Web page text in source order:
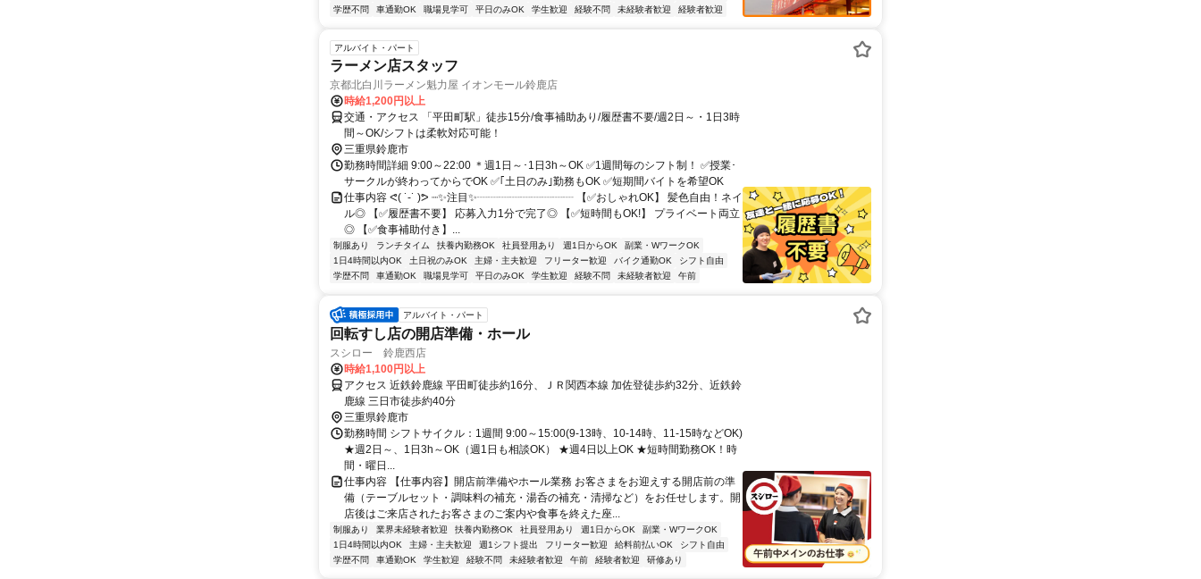
学歴不問
車通勤OK 職場見学可 平日のみOK 学生歓迎 経験不問 未経験者歓迎 経験者歓迎
アルバイト・パート
ラーメン店スタッフ
京都北白川ラーメン魁力屋 イオンモール鈴鹿店
時給1,200円以上
交通・アクセス 「平田町駅」徒歩15分/食事補助あり/履歴書不要/週2日～・1日3時
間～OK/シフトは柔軟対応可能！
三重県鈴鹿市
勤務時間詳細 9:00～22:00 ＊週1日～･1日3h～OK ✅1週間毎のシフト制！ ✅授業･
サークルが終わってからでOK ✅｢土日のみ｣勤務もOK ✅短期間バイトを希望OK
仕事内容 ᕙ( ˙-˙ )ᕗ ┈✨注目✨┈┈┈┈┈┈┈┈┈ 【✅おしゃれOK】 髪色自由！ネイ
ル◎ 【✅履歴書不要】 応募入力1分で完了◎ 【✅短時間もOK!】 プライベート両立
◎ 【✅食事補助付き】...
制服あり ランチタイム 扶養内勤務OK 社員登用あり 週1日からOK
副業・WワークOK
1日4時間以内OK
土日祝のみOK 主婦・主夫歓迎 フリーター歓迎 バイク通勤OK
シフト自由
学歴不問
車通勤OK 職場見学可 平日のみOK 学生歓迎 経験不問 未経験者歓迎 午前
アルバイト・パート
回転すし店の開店準備・ホール
スシロー 鈴鹿西店
時給1,100円以上
アクセス 近鉄鈴鹿線 平田町徒歩約16分、ＪＲ関西本線 加佐登徒歩約32分、近鉄鈴
鹿線 三日市徒歩約40分
三重県鈴鹿市
勤務時間 シフトサイクル：1週間 9:00～15:00(9-13時、10-14時、11-15時などOK)
★週2日～、1日3h～OK（週1日も相談OK） ★週4日以上OK ★短時間勤務OK！時
間・曜日...
仕事内容 【仕事内容】開店前準備やホール業務 お客さまをお迎えする開店前の準
備（テーブルセット・調味料の補充・湯呑の補充・清掃など）をお任せします。開
店後はご来店されたお客さまのご案内や食事を終えた座...
制服あり 業界未経験者歓迎 扶養内勤務OK 社員登用あり 週1日からOK
副業・WワークOK
1日4時間以内OK
主婦・主夫歓迎 週1シフト提出 フリーター歓迎 給料前払いOK
シフト自由
学歴不問
車通勤OK 学生歓迎 経験不問 未経験者歓迎 午前 経験者歓迎 研修あり